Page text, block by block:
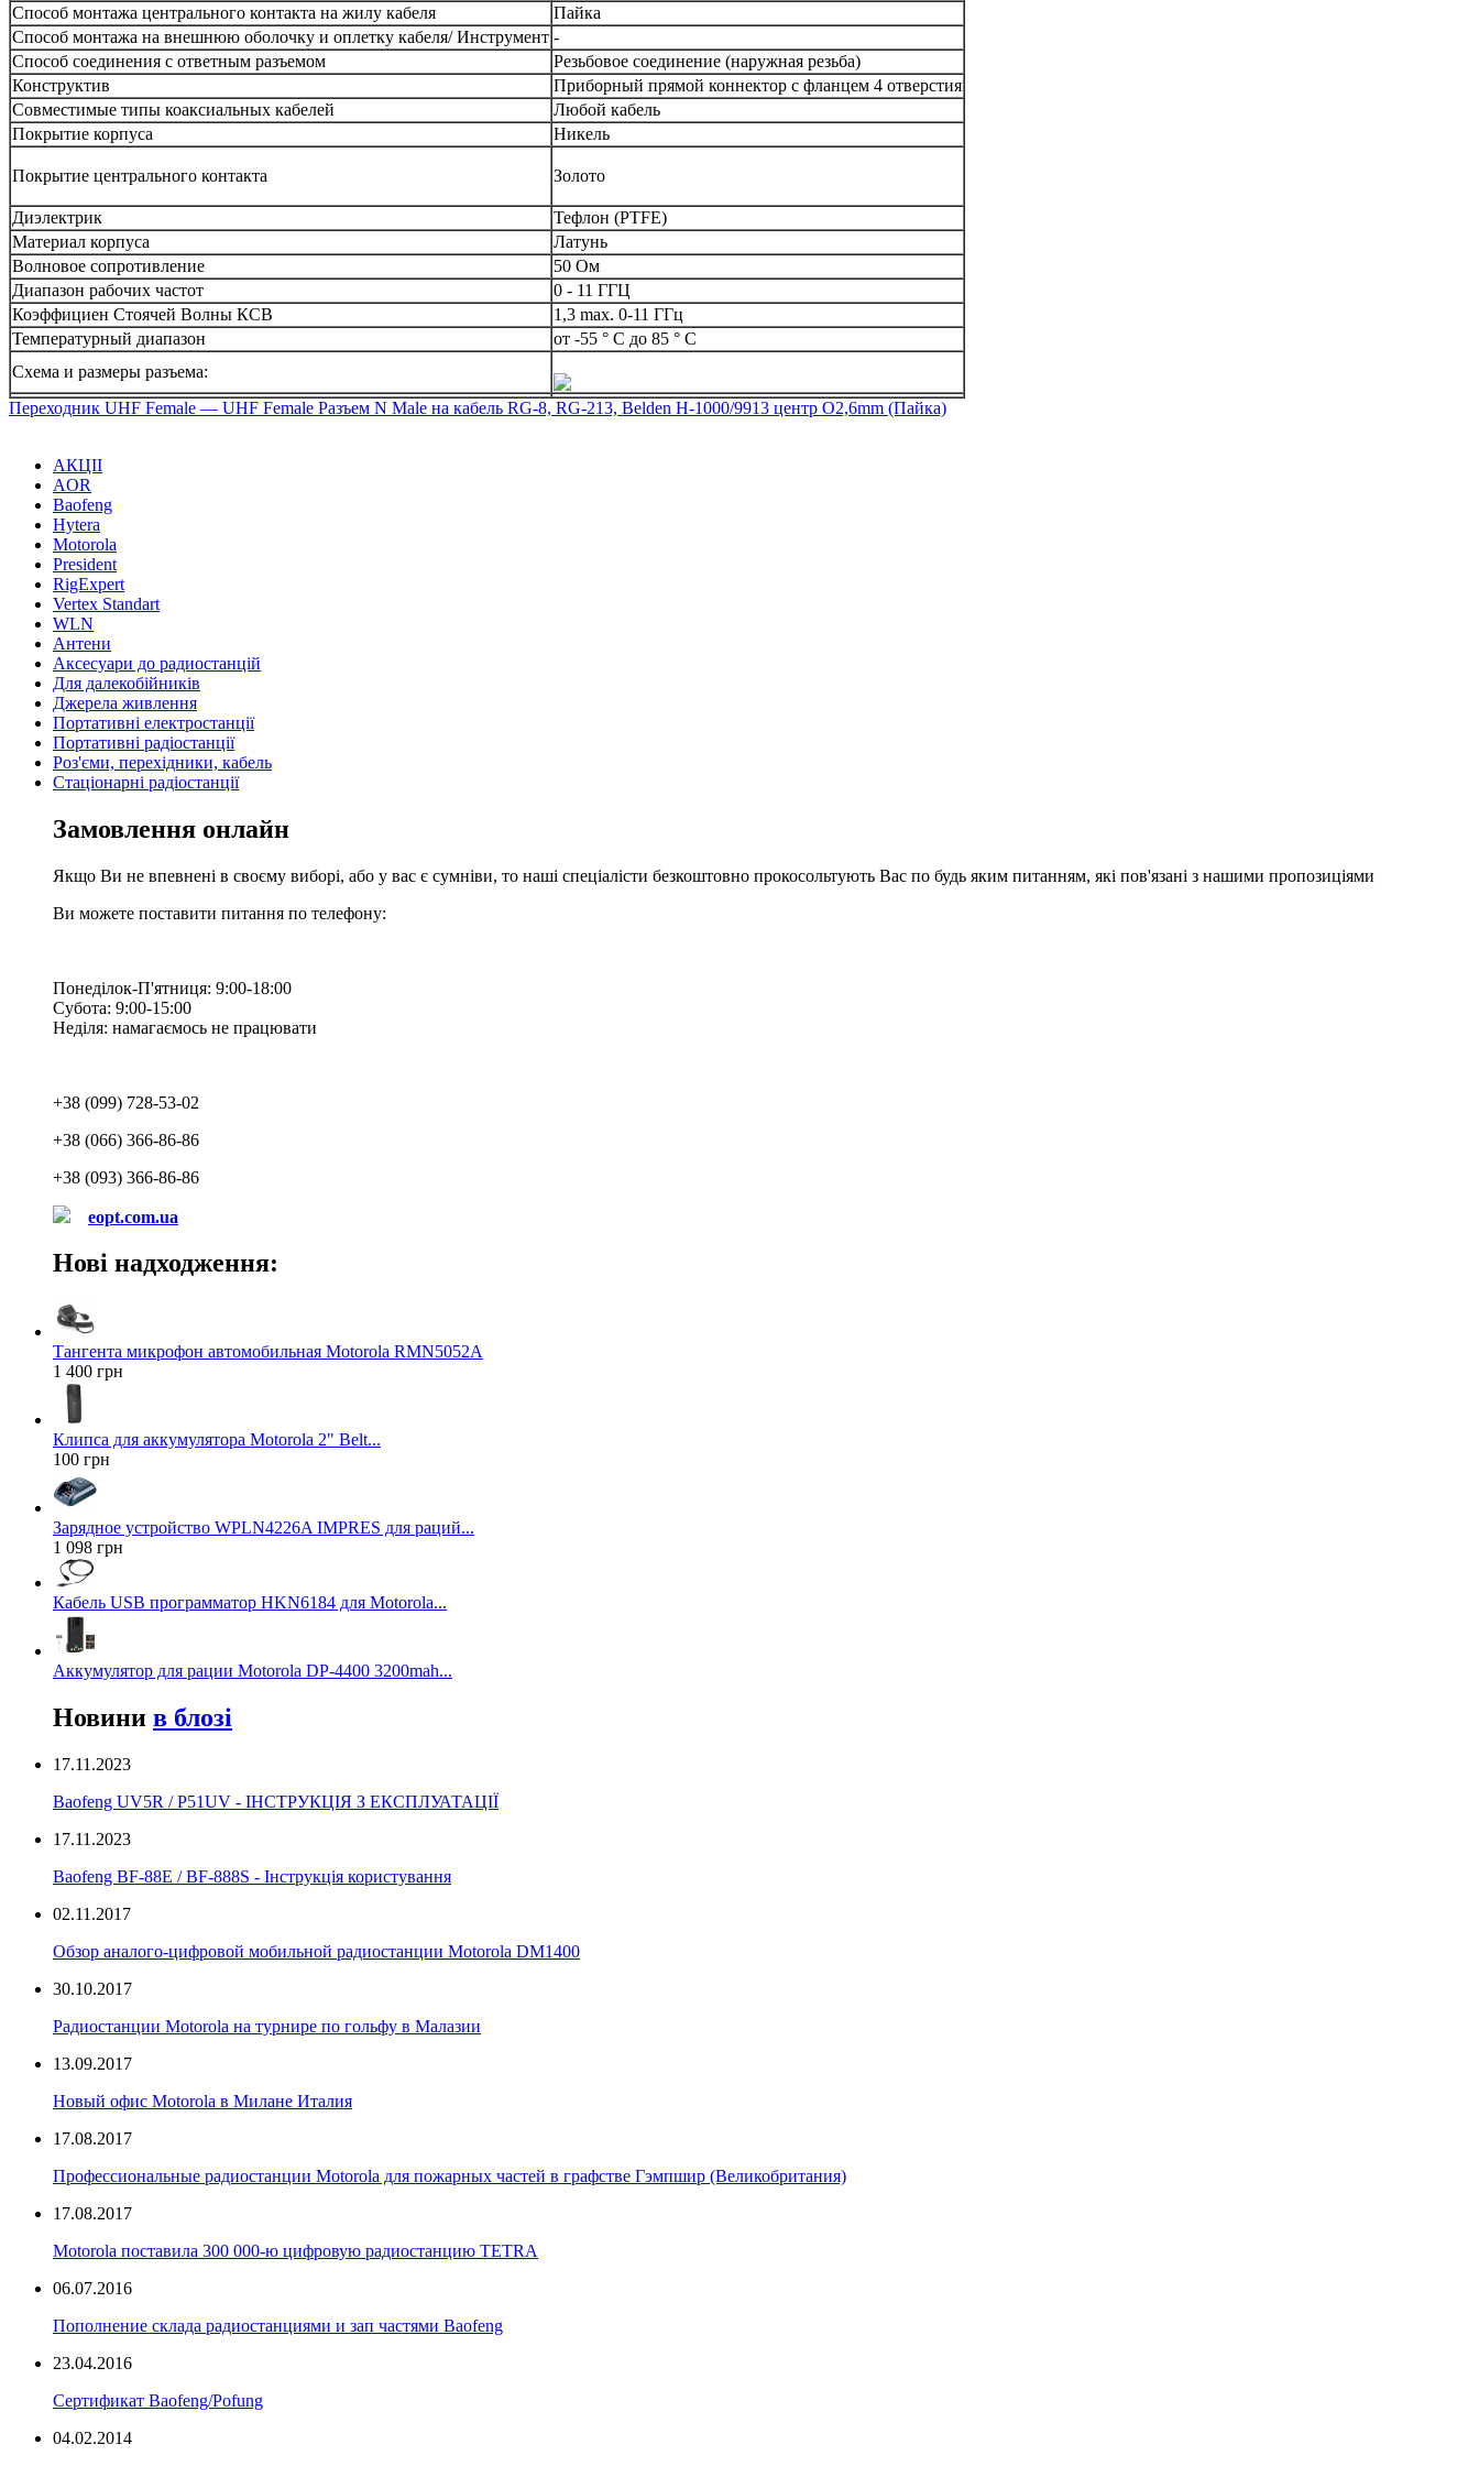
Способ монтажа центрального контакта на жилу кабеля
Пайка
Способ монтажа на внешнюю оболочку и оплетку кабеля/ Инструмент -
Способ соединения с ответным разъемом
Резьбовое соединение (наружная резьба)
Конструктив
Приборный прямой коннектор c фланцем 4 отверстия
Совместимые типы коаксиальных кабелей
Любой кабель
Покрытие корпуса
Никель
Покрытие центрального контакта Золото
Диэлектрик
Тефлон (PTFE)
Материал корпуса
Латунь
Волновое сопротивление
50 Ом
Диапазон рабочих частот
0 - 11 ГГЦ
Коэффициен Стоячей Волны КСВ
1,3 max. 0-11 ГГц
Температурный диапазон
от -55 ° C до 85 ° C
Схема и размеры разъема:
Переходник UHF Female — UHF Female Разъем N Male на кабель RG-8, RG-213, Belden H-1000/9913 центр O2,6mm (Пайка)
АКЦІІ
AOR
Baofeng
Hytera
Motorola
President
RigExpert
Vertex Standart
WLN
Антени
Аксесуари до радиостанцій
Для далекобійників
Джерела живлення
Портативні електростанції
Портативні радіостанції
Роз'єми, перехідники, кабель
Стаціонарні радіостанції
Замовлення онлайн
Якщо Ви не впевнені в своєму виборі, або у вас є сумніви, то наші спеціалісти безкоштовно прокосольтують Вас по будь яким питанням, які пов'язані з нашими пропозиціями
Ви можете поставити питання по телефону:
Понеділок-П'ятниця: 9:00-18:00
Субота: 9:00-15:00
Неділя: намагаємось не працювати
+38 (099) 728-53-02
+38 (066) 366-86-86
+38 (093) 366-86-86
eopt.com.ua
Нові надходження:
Тангента микрофон автомобильная Motorola RMN5052A
1 400 грн
Клипса для аккумулятора Motorola 2" Belt...
100 грн
Зарядное устройство WPLN4226A IMPRES для раций...
1 098 грн
Кабель USB программатор HKN6184 для Motorola...
Аккумулятор для рации Motorola DP-4400 3200mah...
Новини в блозі
17.11.2023
Baofeng UV5R / P51UV - ІНСТРУКЦІЯ З ЕКСПЛУАТАЦІЇ
17.11.2023
Вaofeng BF-88E / BF-888S - Інструкція користування
02.11.2017
Обзор аналого-цифровой мобильной радиостанции Motorola DM1400
30.10.2017
Радиостанции Motorola на турнире по гольфу в Малазии
13.09.2017
Новый офис Motorola в Милане Италия
17.08.2017
Профессиональные радиостанции Motorola для пожарных частей в графстве Гэмпшир (Великобритания)
17.08.2017
Motorola поставила 300 000-ю цифровую радиостанцию TETRA
06.07.2016
Пополнение склада радиостанциями и зап частями Baofeng
23.04.2016
Сертификат Baofeng/Pofung
04.02.2014